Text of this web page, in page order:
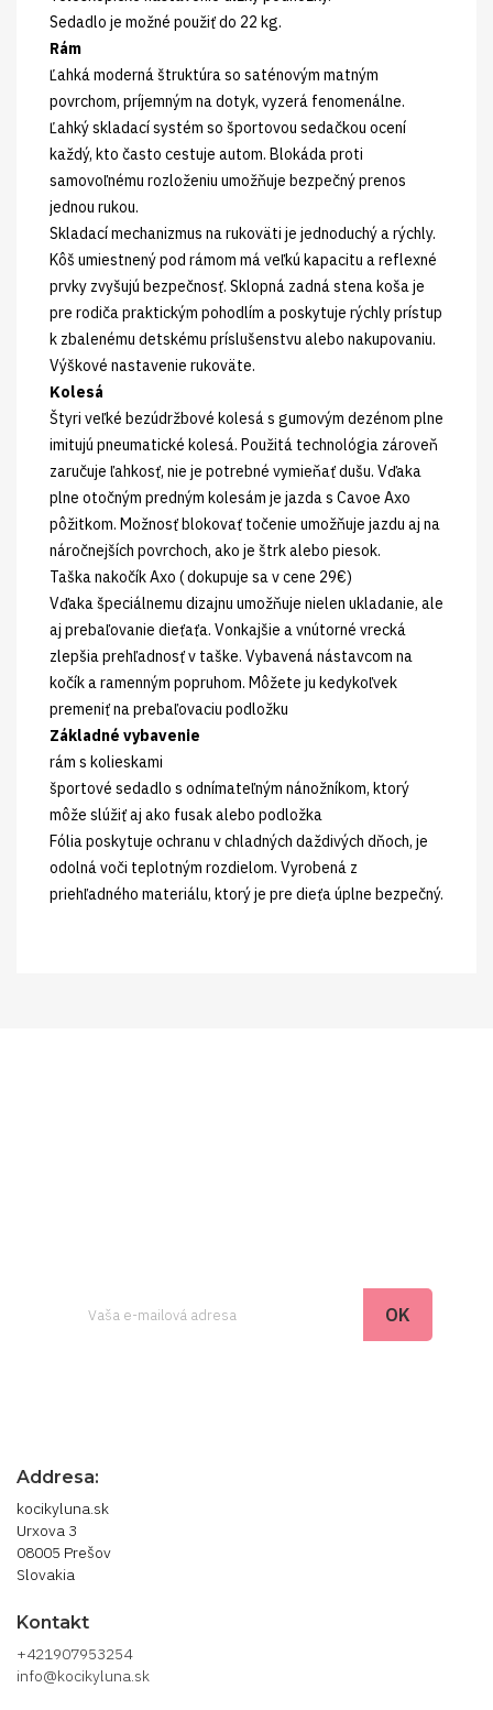
Sedadlo je možné použiť do 22 kg.
Rám
Ľahká moderná štruktúra so saténovým matným
povrchom, príjemným na dotyk, vyzerá fenomenálne.
Ľahký skladací systém so športovou sedačkou ocení
každý, kto často cestuje autom. Blokáda proti
samovoľnému rozloženiu umožňuje bezpečný prenos
jednou rukou.
Skladací mechanizmus na rukoväti je jednoduchý a rýchly.
Kôš umiestnený pod rámom má veľkú kapacitu a reflexné
prvky zvyšujú bezpečnosť. Sklopná zadná stena koša je
pre rodiča praktickým pohodlím a poskytuje rýchly prístup
k zbalenému detskému príslušenstvu alebo nakupovaniu.
Výškové nastavenie rukoväte.
Kolesá
Štyri veľké bezúdržbové kolesá s gumovým dezénom plne
imitujú pneumatické kolesá. Použitá technológia zároveň
zaručuje ľahkosť, nie je potrebné vymieňať dušu. Vďaka
plne otočným predným kolesám je jazda s Cavoe Axo
pôžitkom. Možnosť blokovať točenie umožňuje jazdu aj na
náročnejších povrchoch, ako je štrk alebo piesok.
Taška nakočík Axo ( dokupuje sa v cene 29€)
Vďaka špeciálnemu dizajnu umožňuje nielen ukladanie, ale
aj prebaľovanie dieťaťa. Vonkajšie a vnútorné vrecká
zlepšia prehľadnosť v taške. Vybavená nástavcom na
kočík a ramenným popruhom. Môžete ju kedykoľvek
premeniť na prebaľovaciu podložku
Základné vybavenie
rám s kolieskami
športové sedadlo s odnímateľným nánožníkom, ktorý
môže slúžiť aj ako fusak alebo podložka
Fólia poskytuje ochranu v chladných daždivých dňoch, je
odolná voči teplotným rozdielom. Vyrobená z
priehľadného materiálu, ktorý je pre dieťa úplne bezpečný.
Addresa:
kocikyluna.sk
Urxova 3
08005 Prešov
Slovakia
Kontakt
+421907953254
info@kocikyluna.sk